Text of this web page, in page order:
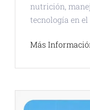
nutrición,
tecnología en el
Más